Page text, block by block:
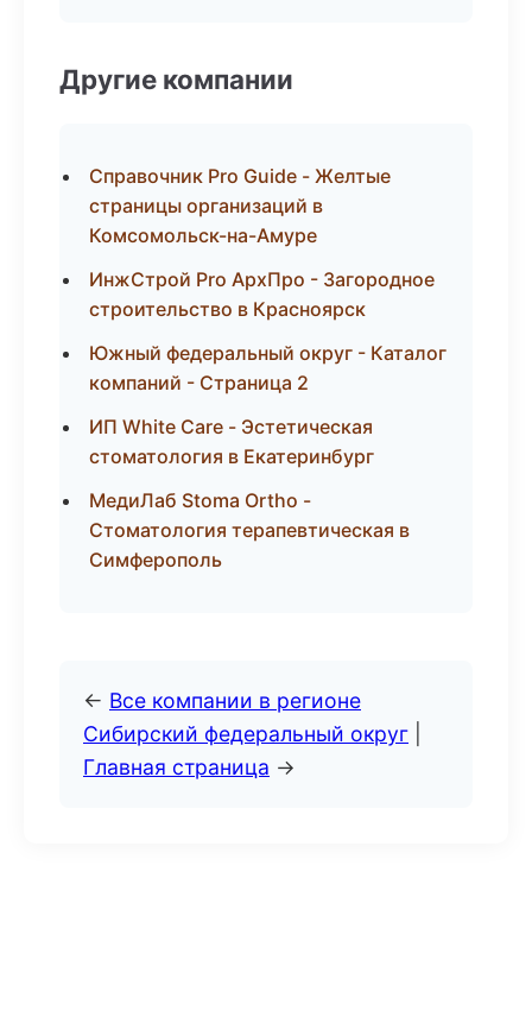
Другие компании
Справочник Pro Guide - Желтые
страницы организаций в
Комсомольск-на-Амуре
ИнжСтрой Pro АрхПро - Загородное
строительство в Красноярск
Южный федеральный округ - Каталог
компаний - Страница 2
ИП White Care - Эстетическая
стоматология в Екатеринбург
МедиЛаб Stoma Ortho -
Стоматология терапевтическая в
Симферополь
← Все компании в регионе
Сибирский федеральный округ
Главная страница →